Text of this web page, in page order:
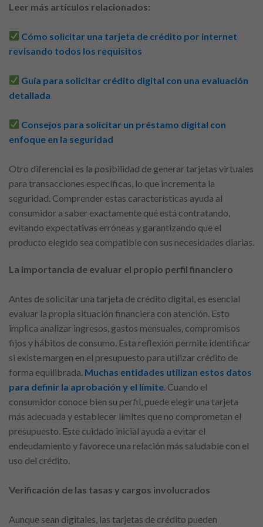
Leer más artículos relacionados:
Cómo solicitar una tarjeta de crédito por internet
revisando todos los requisitos
Guía para solicitar crédito digital con una evaluación
detallada
Consejos para solicitar un préstamo digital con
enfoque en la seguridad
Otro diferencial es la posibilidad de generar tarjetas virtuales
para transacciones específicas, lo que incrementa la
seguridad. Comprender estas características ayuda al
consumidor a saber exactamente qué está contratando,
evitando expectativas erróneas y garantizando que el
producto elegido sea compatible con sus necesidades diarias.
La importancia de evaluar el propio perfil financiero
Antes de solicitar una tarjeta de crédito digital, es esencial
evaluar la propia situación financiera con atención. Esto
implica analizar ingresos, gastos mensuales, compromisos
fijos y hábitos de consumo. Esta reflexión permite identificar
si existe margen en el presupuesto para utilizar crédito de
forma equilibrada. Muchas entidades utilizan estos datos
para definir la aprobación y el límite . Cuando el
consumidor conoce bien su perfil, puede elegir una tarjeta
más adecuada y establecer límites que no comprometan el
presupuesto. Este cuidado inicial ayuda a evitar el
endeudamiento y favorece una relación más saludable con el
uso del crédito.
Verificación de las tasas y cargos involucrados
Aunque sean digitales, las tarjetas de crédito pueden